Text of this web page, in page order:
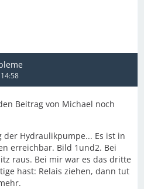
Beitrag von Michael noch
der Hydraulikpumpe... Es ist in
erreichbar. Bild 1und2. Bei
raus. Bei mir war es das dritte
hast: Relais ziehen, dann tut